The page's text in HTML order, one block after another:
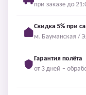
при заказе до
Скидка 5% при
м. Бауманская /
Гарантия полёта
от 3 дней –